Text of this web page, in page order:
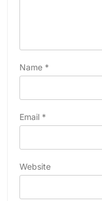
Name *
Email *
Website